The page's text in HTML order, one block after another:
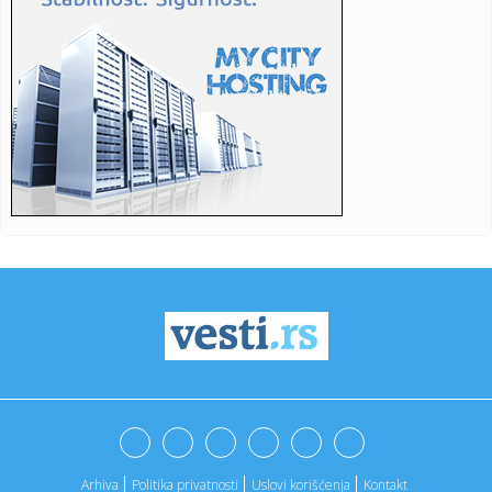
21:20:
VIDEO
21:20:Kratka kosa zahteva pravi sprej – evo kako da ga izaberete
21:16:Novine: "Potresni simbol srpskog stradanja"; "Atomima
ciljaju Kin...
21:09:Zelenski smijenio i ambasadore u Hrvatskoj i Crnoj Gori, u
subotu...
Vučić: Što me Helez više napada, sve više mi raste ugled u
Ove tri namirnice trebalo bi da izbjegavate za večeru
Arhiva Politika privatnosti Uslovi korišćenja Kontakt